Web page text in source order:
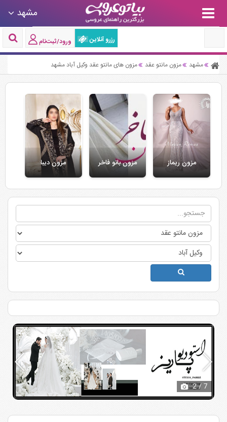
مشهد
رزرو آنلاین ورود/ثبت‌نام
مشهد مزون مانتو عقد مزون های مانتو عقد وکیل آباد مشهد
مزون ریماز مزون بانو فاخر مزون دیبا
2/ 7